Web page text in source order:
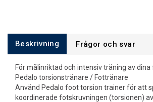
Beskrivning Frågor och svar
För målinriktad och intensiv träning av
Pedalo torsionstränare / Fottränare
Använd Pedalo foot torsion trainer för att
koordinerade fotskruvningen (torsionen)